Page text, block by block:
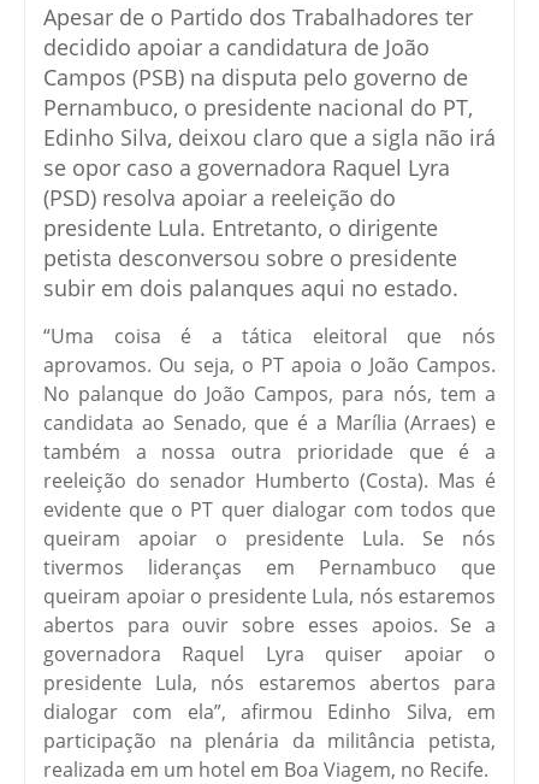
Apesar de o Partido dos Trabalhadores ter
decidido apoiar a candidatura de João
Campos (PSB) na disputa pelo governo de
Pernambuco, o presidente nacional do PT,
Edinho Silva, deixou claro que a sigla não irá
se opor caso a governadora Raquel Lyra
(PSD) resolva apoiar a reeleição do
presidente Lula. Entretanto, o dirigente
petista desconversou sobre o presidente
subir em dois palanques aqui no estado.
“Uma coisa é a tática eleitoral que nós
aprovamos. Ou seja, o PT apoia o João Campos.
No palanque do João Campos, para nós, tem a
candidata ao Senado, que é a Marília (Arraes) e
também a nossa outra prioridade que é a
reeleição do senador Humberto (Costa). Mas é
evidente que o PT quer dialogar com todos que
queiram apoiar o presidente Lula. Se nós
tivermos lideranças em Pernambuco que
queiram apoiar o presidente Lula, nós estaremos
abertos para ouvir sobre esses apoios. Se a
governadora Raquel Lyra quiser apoiar o
presidente Lula, nós estaremos abertos para
dialogar com ela”, afirmou Edinho Silva, em
participação na plenária da militância petista,
realizada em um hotel em Boa Viagem, no Recife.